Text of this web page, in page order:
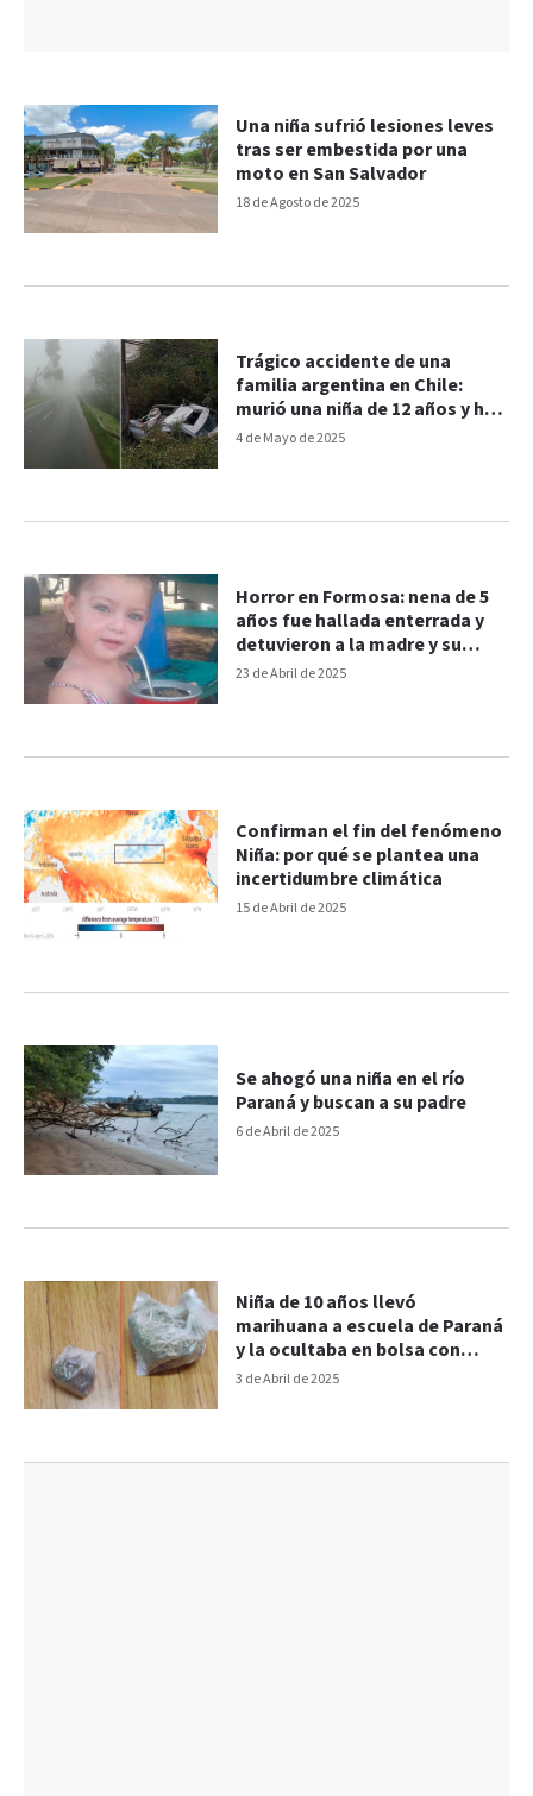
18 de Agosto de 2025
Una niña sufrió lesiones leves
tras ser embestida por una
moto en San Salvador
4 de Mayo de 2025
Trágico accidente de una
familia argentina en Chile:
murió una niña de 12 años y hay
tres heridos
23 de Abril de 2025
Horror en Formosa: nena de 5
años fue hallada enterrada y
detuvieron a la madre y su
pareja
15 de Abril de 2025
Confirman el fin del fenómeno
Niña: por qué se plantea una
incertidumbre climática
6 de Abril de 2025
Se ahogó una niña en el río
Paraná y buscan a su padre
3 de Abril de 2025
Niña de 10 años llevó
marihuana a escuela de Paraná
y la ocultaba en bolsa con
yerba mate